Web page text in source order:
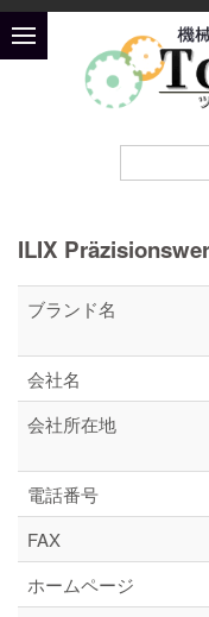
ILIX
ブランド名
会社名
会社所在地
電話番号
FAX
ホームページ